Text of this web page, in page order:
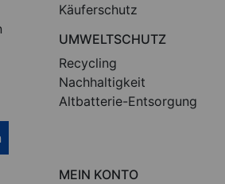
Käuferschutz
UMWELTSCHUTZ
Recycling
Nachhaltigkeit
Altbatterie-Entsorgung
MEIN KONTO